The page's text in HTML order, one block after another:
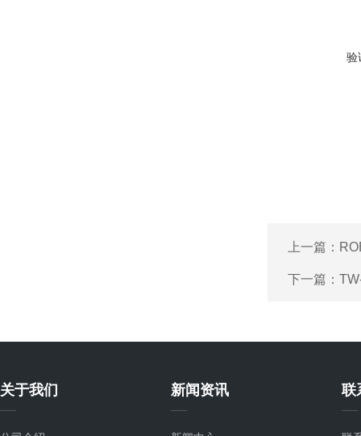
验
上一篇：
下一篇：
关于我们 新闻资讯 联